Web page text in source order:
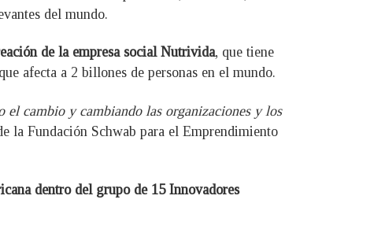
del mundo.
de la empresa social Nutrivida, que tiene
afecta a 2 billones de personas en el mundo.
el cambio y cambiando las organizaciones y los
la Fundación Schwab para el Emprendimiento
dentro del grupo de 15 Innovadores